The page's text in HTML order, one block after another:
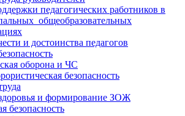
педагогических работников в
общеобразовательных
и достоинства педагогов
оборона и ЧС
безопасность
и формирование ЗОЖ
безопасность